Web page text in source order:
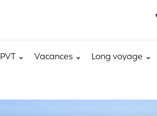
PVT Vacances Long voyage